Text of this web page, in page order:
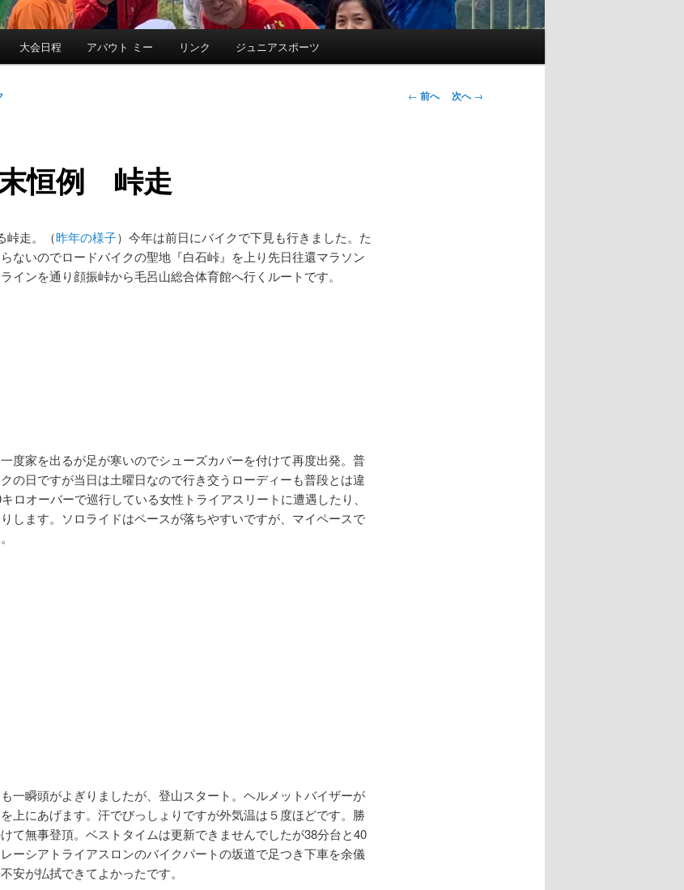
大会日程 アバウト ミー リンク ジュニアスポーツ
投
← 前へ 次へ→
恒例 峠走
峠走。（昨年の様子）今年は前日にバイクで下見も行きました。た
ないのでロードバイクの聖地『白石峠』を上り先日往還マラソン
インを通り顔振峠から毛呂山総合体育館へ行くルートです。
度家を出るが足が寒いのでシューズカバーを付けて再度出発。普
の日ですが当日は土曜日なので行き交うローディーも普段とは違
ロオーバーで巡行している女性トライアスリートに遭遇したり、
します。ソロライドはペースが落ちやすいですが、マイペースで
一瞬頭がよぎりましたが、登山スタート。ヘルメットバイザーが
上にあげます。汗でびっしょりですが外気温は５度ほどです。勝
て無事登頂。ベストタイムは更新できませんでしたが38分台と40
ーシアトライアスロンのバイクパートの坂道で足つき下車を余儀
安が払拭できてよかったです。